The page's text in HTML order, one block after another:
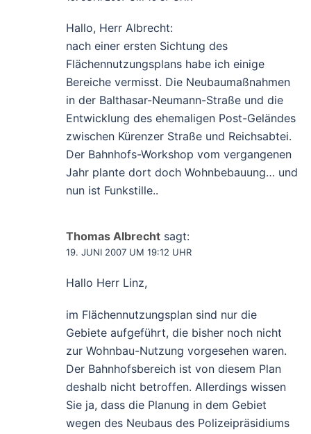
Hallo, Herr Albrecht:
nach einer ersten Sichtung des
Flächennutzungsplans habe ich einige
Bereiche vermisst. Die Neubaumaßnahmen
in der Balthasar-Neumann-Straße und die
Entwicklung des ehemaligen Post-Geländes
zwischen Kürenzer Straße und Reichsabtei.
Der Bahnhofs-Workshop vom vergangenen
Jahr plante dort doch Wohnbebauung… und
nun ist Funkstille..
Thomas Albrecht sagt:
19. JUNI 2007 UM 19:12 UHR
Hallo Herr Linz,
im Flächennutzungsplan sind nur die
Gebiete aufgeführt, die bisher noch nicht
zur Wohnbau-Nutzung vorgesehen waren.
Der Bahnhofsbereich ist von diesem Plan
deshalb nicht betroffen. Allerdings wissen
Sie ja, dass die Planung in dem Gebiet
wegen des Neubaus des Polizeipräsidiums